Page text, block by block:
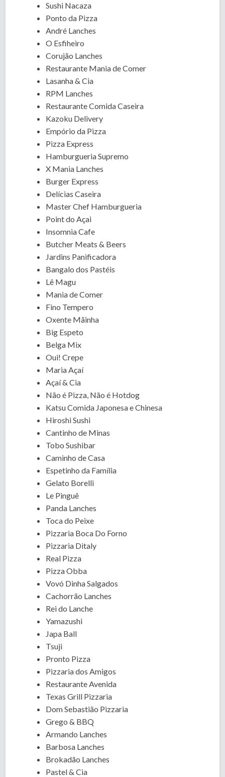
Sushi Nacaza
Ponto da Pizza
André Lanches
O Esfiheiro
Corujão Lanches
Restaurante Mania de Comer
Lasanha & Cia
RPM Lanches
Restaurante Comida Caseira
Kazoku Delivery
Empório da Pizza
Pizza Express
Hamburgueria Supremo
X Mania Lanches
Burger Express
Delícias Caseira
Master Chef Hamburgueria
Point do Açai
Insomnia Cafe
Butcher Meats & Beers
Jardins Panificadora
Bangalo dos Pastéis
Lê Magu
Mania de Comer
Fino Tempero
Oxente Mãinha
Big Espeto
Belga Mix
Oui! Crepe
Maria Açaí
Açaí & Cia
Não é Pizza, Não é Hotdog
Katsu Comida Japonesa e Chinesa
Hiroshi Sushi
Cantinho de Minas
Tobo Sushibar
Caminho de Casa
Espetinho da Família
Gelato Borelli
Le Pinguê
Panda Lanches
Toca do Peixe
Pizzaria Boca Do Forno
Pizzaria Ditaly
Real Pizza
Pizza Obba
Vovó Dinha Salgados
Cachorrão Lanches
Rei do Lanche
Yamazushi
Japa Ball
Tsuji
Pronto Pizza
Pizzaria dos Amigos
Restaurante Avenida
Texas Grill Pizzaria
Dom Sebastião Pizzaria
Grego & BBQ
Armando Lanches
Barbosa Lanches
Brokadão Lanches
Pastel & Cia